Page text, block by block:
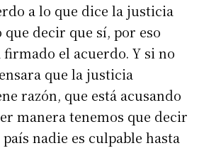
a lo que dice la justicia
decir que sí, por eso
el acuerdo. Y si no
que la justicia
razón, que está acusando
manera tenemos que decir
nadie es culpable hasta